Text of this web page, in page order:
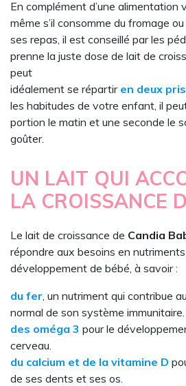
En complément d’une alimentation
même s’il consomme du fromage
ses repas, il est conseillé par les
prenne la juste dose de lait de
peut
idéalement se répartiren deux
les habitudes de votre enfant, il
portion le matin et une seconde le
goûter.
UN LAIT QUI
LA CROISSANCE
Le lait de croissance de Candia
répondre aux besoins en
développement de bébé, à savoir :
du fer , un nutriment qui contribue
normal de son système immunitaire.
des oméga 3 pour le
cerveau.
du calcium et de la vitamine D
de ses dents et ses os.